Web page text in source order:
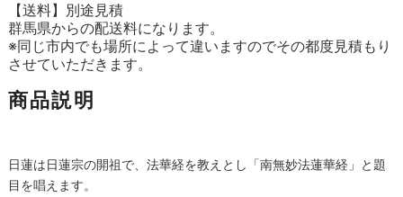
【送料】別途見積
群馬県からの配送料になります。
※同じ市内でも場所によって違いますのでその都度見積もり
させていただきます。
商品説明
日蓮は日蓮宗の開祖で、法華経を教えとし「南無妙法蓮華経」と題
目を唱えます。